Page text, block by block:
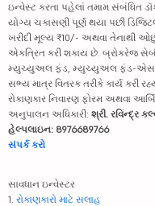
ઇન્વેસ્ટ કરતા પહેલાં તમામ સંબંધિત
યોગ્ય ચકાસણી પૂર્ણ થયા પછી
ખરીદી મૂલ્ય ₹10/- અથવા તેનાથી
એકત્રિત કરી શકાય છે. બ્રોકરેજ સેબી
મ્યુચ્યુઅલ ફંડ, મ્યુચ્યુઅલ ફંડ-
સભ્ય માત્ર વિતરક તરીકે કાર્ય કરી
રોકાણકાર નિવારણ ફોરમ અથવા
અનુપાલન અધિકારી: શ્રી. રવિન્દ્ર
હેલ્પલાઇન: 8976689766
સંપર્ક કરો
સાવધાન ઇન્વેસ્ટર
1. રોકાણકારો માટે સલાહ